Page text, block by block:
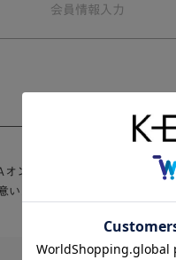
会員情報 入力
オンラインショップ」入会お申
いただける方は、「同意する